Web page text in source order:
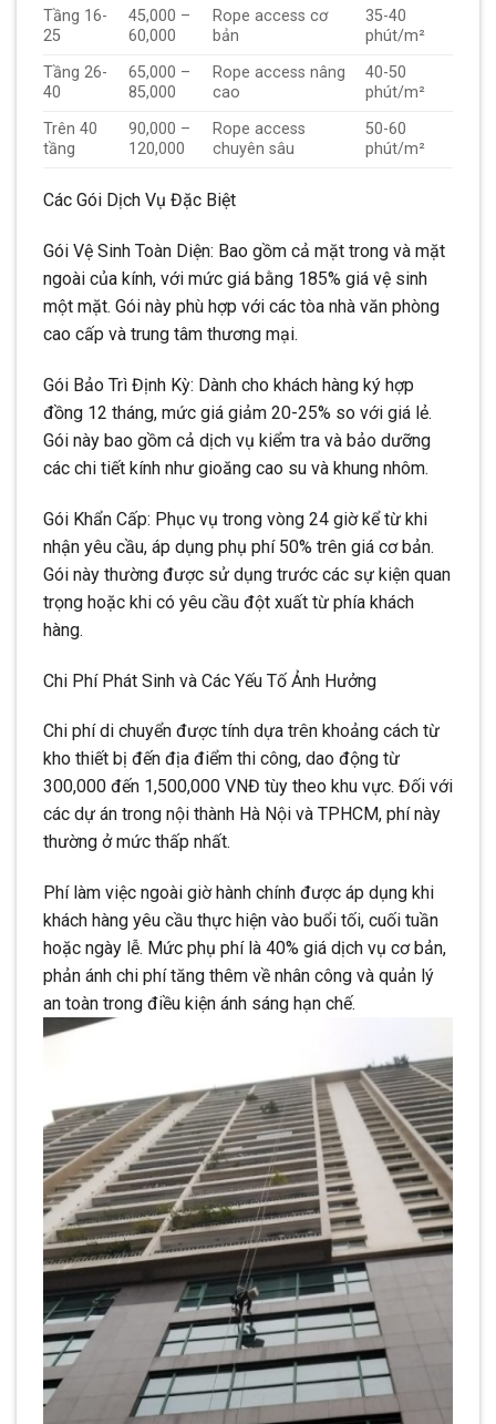
Tầng 16-
25
45,000 –
60,000
Rope access cơ
bản
35-40
phút/m²
Tầng 26-
40
65,000 –
85,000
Rope access nâng
cao
40-50
phút/m²
Trên 40
tầng
90,000 –
120,000
Rope access
chuyên sâu
50-60
phút/m²
Các Gói Dịch Vụ Đặc Biệt
Gói Vệ Sinh Toàn Diện: Bao gồm cả mặt trong và mặt
ngoài của kính, với mức giá bằng 185% giá vệ sinh
một mặt. Gói này phù hợp với các tòa nhà văn phòng
cao cấp và trung tâm thương mại.
Gói Bảo Trì Định Kỳ: Dành cho khách hàng ký hợp
đồng 12 tháng, mức giá giảm 20-25% so với giá lẻ.
Gói này bao gồm cả dịch vụ kiểm tra và bảo dưỡng
các chi tiết kính như gioăng cao su và khung nhôm.
Gói Khẩn Cấp: Phục vụ trong vòng 24 giờ kể từ khi
nhận yêu cầu, áp dụng phụ phí 50% trên giá cơ bản.
Gói này thường được sử dụng trước các sự kiện quan
trọng hoặc khi có yêu cầu đột xuất từ phía khách
hàng.
Chi Phí Phát Sinh và Các Yếu Tố Ảnh Hưởng
Chi phí di chuyển được tính dựa trên khoảng cách từ
kho thiết bị đến địa điểm thi công, dao động từ
300,000 đến 1,500,000 VNĐ tùy theo khu vực. Đối với
các dự án trong nội thành Hà Nội và TPHCM, phí này
thường ở mức thấp nhất.
Phí làm việc ngoài giờ hành chính được áp dụng khi
khách hàng yêu cầu thực hiện vào buổi tối, cuối tuần
hoặc ngày lễ. Mức phụ phí là 40% giá dịch vụ cơ bản,
phản ánh chi phí tăng thêm về nhân công và quản lý
an toàn trong điều kiện ánh sáng hạn chế.